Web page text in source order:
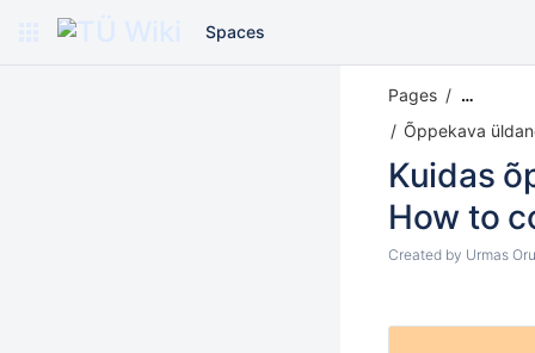
Spaces
Pages …
Õppekava
Kuidas
How to
Created by Urmas